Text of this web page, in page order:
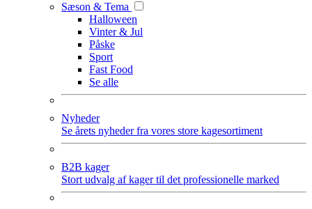
Sæson & Tema
Halloween
Vinter & Jul
Påske
Sport
Fast Food
Se alle
Nyheder
Se årets nyheder fra vores store kagesortiment
B2B kager
Stort udvalg af kager til det professionelle marked